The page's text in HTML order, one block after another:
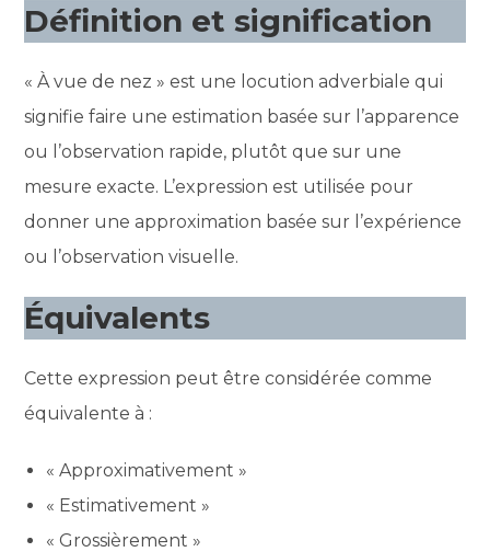
Définition et signification
« À vue de nez » est une locution adverbiale qui
signifie faire une estimation basée sur l’apparence
ou l’observation rapide, plutôt que sur une
mesure exacte. L’expression est utilisée pour
donner une approximation basée sur l’expérience
ou l’observation visuelle.
Équivalents
Cette expression peut être considérée comme
équivalente à :
« Approximativement »
« Estimativement »
« Grossièrement »